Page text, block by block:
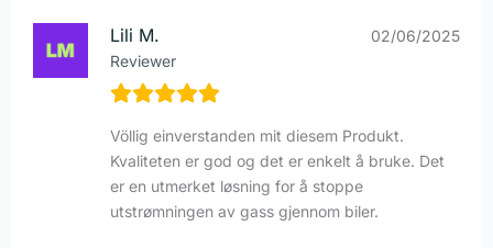
Lili M.
Reviewer
02/06/2025
Völlig einverstanden mit diesem Produkt.
Kvaliteten er god og det er enkelt å bruke. Det
er en utmerket løsning for å stoppe
utstrømningen av gass gjennom biler.